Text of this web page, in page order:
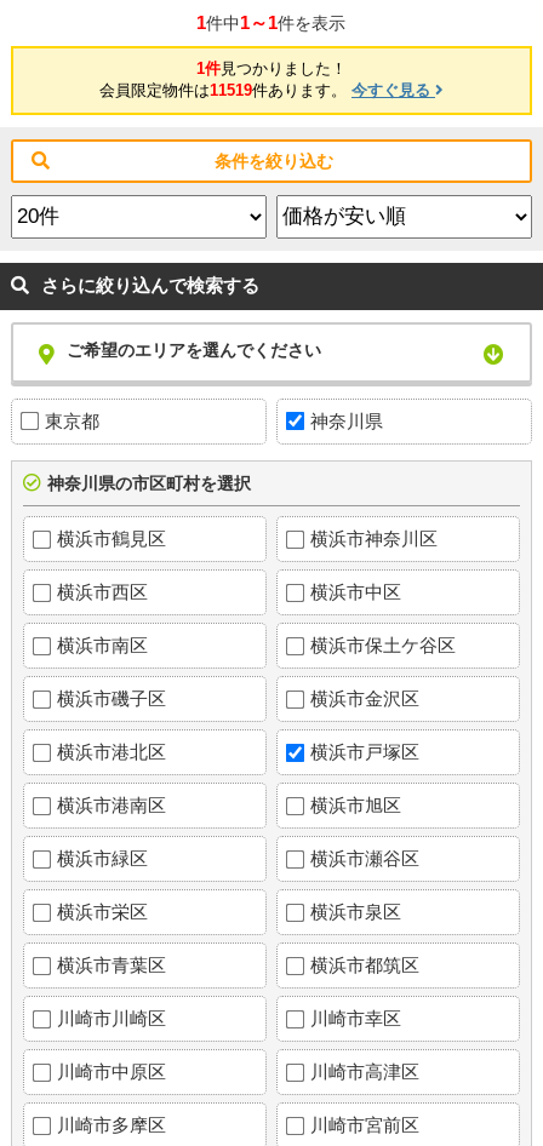
1件中1～1件を表示
1件見つかりました！
会員限定物件は11519件あります。 今すぐ見る
条件を絞り込む
さらに絞り込んで検索する
ご希望のエリアを選んでください
東京都 神奈川県
神奈川県の市区町村を選択
横浜市鶴見区 横浜市神奈川区
横浜市西区 横浜市中区
横浜市南区 横浜市保土ケ谷区
横浜市磯子区 横浜市金沢区
横浜市港北区 横浜市戸塚区
横浜市港南区 横浜市旭区
横浜市緑区 横浜市瀬谷区
横浜市栄区 横浜市泉区
横浜市青葉区 横浜市都筑区
川崎市川崎区 川崎市幸区
川崎市中原区 川崎市高津区
川崎市多摩区 川崎市宮前区